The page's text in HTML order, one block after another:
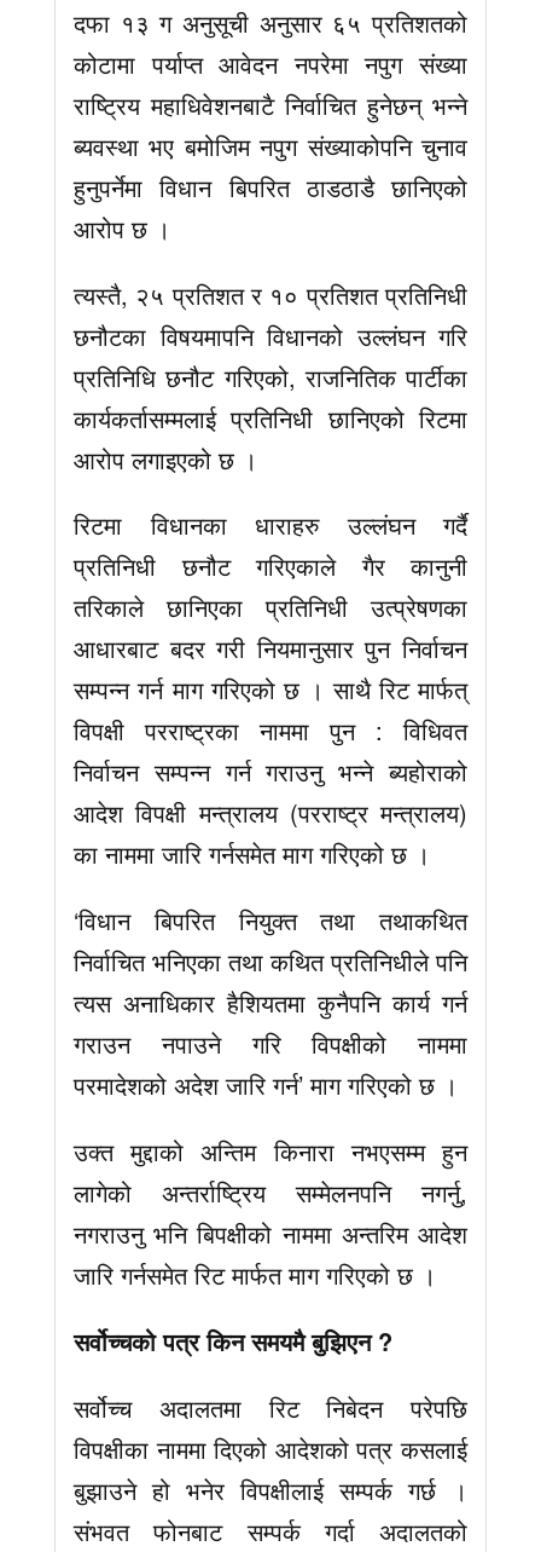
दफा १३ ग अनुसूची अनुसार ६५ प्रतिशतको
कोटामा पर्याप्त आवेदन नपरेमा नपुग संख्या
राष्ट्रिय महाधिवेशनबाटै निर्वाचित हुनेछन् भन्ने
ब्यवस्था भए बमोजिम नपुग संख्याकोपनि चुनाव
हुनुपर्नेमा विधान बिपरित ठाडठाडै छानिएको
आरोप छ ।
त्यस्तै, २५ प्रतिशत र १० प्रतिशत प्रतिनिधी
छनौटका विषयमापनि विधानको उल्लंघन गरि
प्रतिनिधि छनौट गरिएको, राजनितिक पार्टीका
कार्यकर्तासम्मलाई प्रतिनिधी छानिएको रिटमा
आरोप लगाइएको छ ।
रिटमा विधानका धाराहरु उल्लंघन गर्दै
प्रतिनिधी छनौट गरिएकाले गैर कानुनी
तरिकाले छानिएका प्रतिनिधी उत्प्रेषणका
आधारबाट बदर गरी नियमानुसार पुन निर्वाचन
सम्पन्न गर्न माग गरिएको छ । साथै रिट मार्फत्
विपक्षी परराष्ट्रका नाममा पुन : विधिवत
निर्वाचन सम्पन्न गर्न गराउनु भन्ने ब्यहोराको
आदेश विपक्षी मन्त्रालय (परराष्ट्र मन्त्रालय)
का नाममा जारि गर्नसमेत माग गरिएको छ ।
‘विधान बिपरित नियुक्त तथा तथाकथित
निर्वाचित भनिएका तथा कथित प्रतिनिधीले पनि
त्यस अनाधिकार हैशियतमा कुनैपनि कार्य गर्न
गराउन नपाउने गरि विपक्षीको नाममा
परमादेशको अदेश जारि गर्न’ माग गरिएको छ ।
उक्त मुद्दाको अन्तिम किनारा नभएसम्म हुन
लागेको अन्तर्राष्ट्रिय सम्मेलनपनि नगर्नु,
नगराउनु भनि बिपक्षीको नाममा अन्तरिम आदेश
जारि गर्नसमेत रिट मार्फत माग गरिएको छ ।
सर्वोच्चको पत्र किन समयमै बुझिएन ?
सर्वोच्च अदालतमा रिट निबेदन परेपछि
विपक्षीका नाममा दिएको आदेशको पत्र कसलाई
बुझाउने हो भनेर विपक्षीलाई सम्पर्क गर्छ ।
संभवत फोनबाट सम्पर्क गर्दा अदालतको